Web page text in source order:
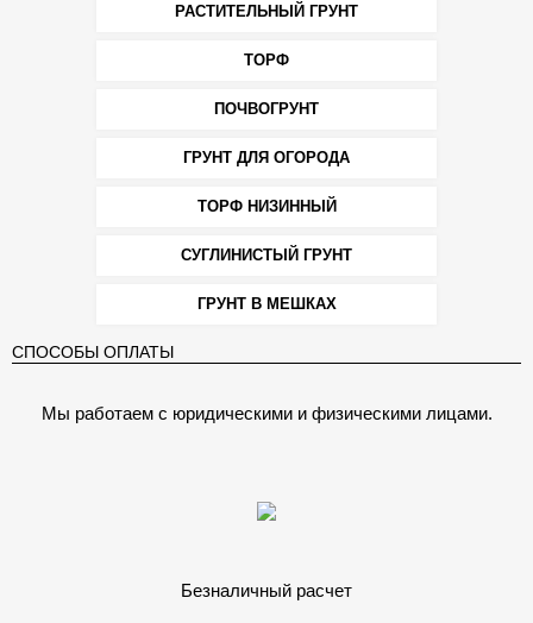
РАСТИТЕЛЬНЫЙ ГРУНТ
ТОРФ
ПОЧВОГРУНТ
ГРУНТ ДЛЯ ОГОРОДА
ТОРФ НИЗИННЫЙ
СУГЛИНИСТЫЙ ГРУНТ
ГРУНТ В МЕШКАХ
СПОСОБЫ ОПЛАТЫ
Мы работаем с юридическими и физическими лицами.
Безналичный расчет